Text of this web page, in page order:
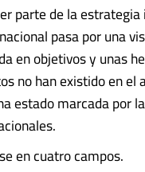
parte de la
pasa por una
en objetivos y unas
no han existido en el
estado marcada por
en cuatro campos.